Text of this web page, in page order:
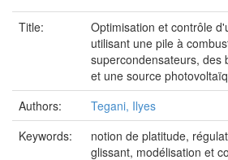
Title:
Optimisation et contrôle
utilisant une pile à
supercondensateurs, des
et une source
Authors:
Tegani, Ilyes
Keywords:
notion de platitude,
glissant, modélisation et